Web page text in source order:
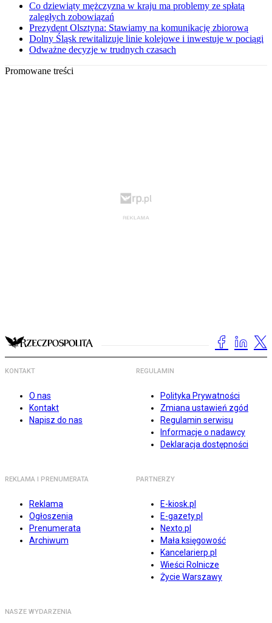
Co dziewiąty mężczyzna w kraju ma problemy ze spłatą
zaległych zobowiązań
Prezydent Olsztyna: Stawiamy na komunikację zbiorową
Dolny Śląsk rewitalizuje linie kolejowe i inwestuje w pociągi
Odważne decyzje w trudnych czasach
Promowane treści
KONTAKT
O nas
Kontakt
Napisz do nas
REGULAMIN
Polityka Prywatności
Zmiana ustawień zgód
Regulamin serwisu
Informacje o nadawcy
Deklaracja dostępności
REKLAMA I PRENUMERATA
Reklama
Ogłoszenia
Prenumerata
Archiwum
PARTNERZY
E-kiosk.pl
E-gazety.pl
Nexto.pl
Mała księgowość
Kancelarierp.pl
Wieści Rolnicze
Życie Warszawy
NASZE WYDARZENIA